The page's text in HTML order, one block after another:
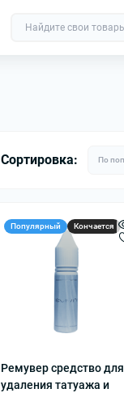
Сортировка:
Популярный Кончается
Ремувер cредство для
удаления татуажа и